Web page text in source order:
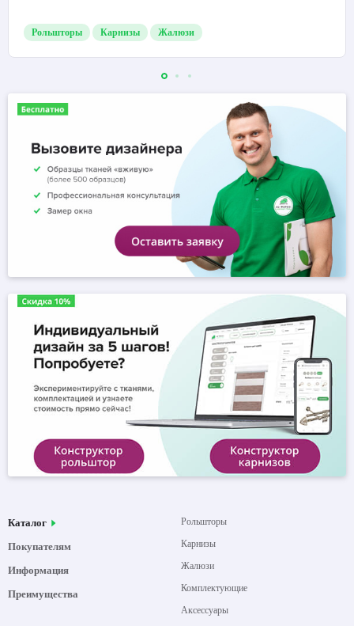
Рольшторы Карнизы Жалюзи
Каталог
Покупателям
Информация
Преимущества
Рольшторы
Карнизы
Жалюзи
Комплектующие
Аксессуары